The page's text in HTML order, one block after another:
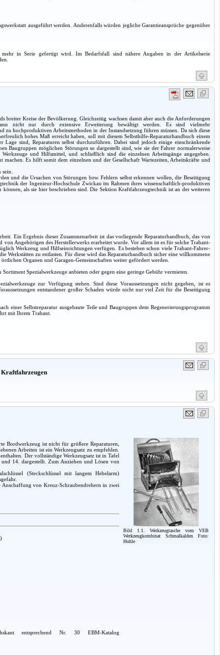
ausgeführt werden. Anderenfalls würden jegliche Garantieansprüche gegenüber
in Serie gefertigt wird. Im Bedarfsfall sind nähere Angaben in der Artikelserie
breiter Kreise der Bevölkerung. Gleichzeitig wachsen damit aber auch die Anforderungen
nicht nur durch extensive Erweiterung bewältigt werden. Es sind vielmehr
hochproduktiven Arbeitsmethoden in der Instandsetzung führen müssen. Da sich diese
hohes Maß erreicht haben, soll mit diesem Selbsthilfe-Reparaturhandbuch einem
sind, Reparaturen selbst durchzuführen. Dabei sind jedoch einige einschränkende
Baugruppen möglichen Störungen so dargestellt sind, wie sie der Fahrer normalerweise
und Hilfsmittel, und schließlich sind die einzelnen Arbeitsgänge angegeben.
Es hilft somit dem einzelnen und der Gesellschaft Wartezeiten, Arbeitskräfte und
und die Ursachen von Störungen bzw. Fehlern selbst erkennen wollen, die Beseitigung
der Ingenieur-Hochschule Zwickau im Rahmen ihres wissenschaftlich-produktiven
als sie hier beschrieben sind. Die Sektion Kraftfahrzeugtechnik ist an der weiteren
Ein Ergebnis dieser Zusammenarbeit ist das vorliegende Reparaturhandbuch, das von
Angehörigen des Herstellerwerks erarbeitet wurde. Vor allem ist es für solche Trabant-
Werkzeug und Hilfseinrichtungen verfügen. Es bestehen schon viele Trabant-Fahrer-
Werkstätten zu entlasten. Für diese wird das Reparaturhandbuch sicher eine willkommene
Organen und Garagen-Gemeinschaften weiter gefördert werden.
Spezialwerkzeuge anbieten oder gegen eine geringe Gebühr vermieten.
zur Verfügung stehen. Sind diese Voraussetzungen nicht gegeben, ist es
entstandener großer Schaden würde nicht nur viel Zeit für die Beseitigung
einer Selbstreparatur ausgebaute Teile und Baugruppen dem Regenerierungsprogramm
mit Ihrem Trabant.
Bild 1.1. Werkzeugtasche vom VEB
Werkzeugkombinat Schmalkalden Foto:
Huhle
Bordwerkzeug ist nicht für größere Reparaturen,
Arbeiten ist ein Werkzeugsatz zu empfehlen.
Der vollständige Werkzeugsatz ist in Tafel
14. dargestellt. Zum Anziehen und Lösen von
(Steckschlüssel mit langem Hebelarm)
von Kreuz-Schraubendrehern in zwei
entsprechend Nr. 30 EBM-Katalog